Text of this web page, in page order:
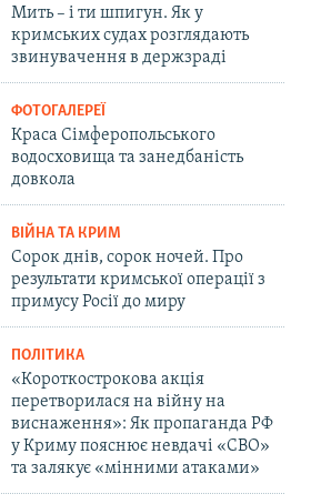
Мить – і ти шпигун. Як у
кримських судах розглядають
звинувачення в держзраді
ФОТОГАЛЕРЕЇ
Краса Сімферопольського
водосховища та занедбаність
довкола
ВІЙНА ТА КРИМ
Сорок днів, сорок ночей. Про
результати кримської операції з
примусу Росії до миру
ПОЛІТИКА
«Короткострокова акція
перетворилася на війну на
виснаження»: Як пропаганда РФ
у Криму пояснює невдачі «СВО»
та залякує «мінними атаками»